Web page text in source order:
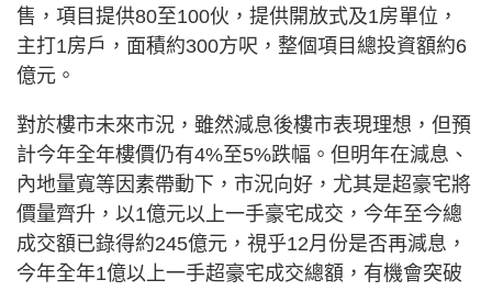
售，項目提供80至100伙，提供開放式及1房單位，
主打1房戶，面積約300方呎，整個項目總投資額約6
億元。
對於樓市未來市況，雖然減息後樓市表現理想，但預
計今年全年樓價仍有4%至5%跌幅。但明年在減息、
內地量寬等因素帶動下，市況向好，尤其是超豪宅將
價量齊升，以1億元以上一手豪宅成交，今年至今總
成交額已錄得約245億元，視乎12月份是否再減息，
今年全年1億以上一手超豪宅成交總額，有機會突破